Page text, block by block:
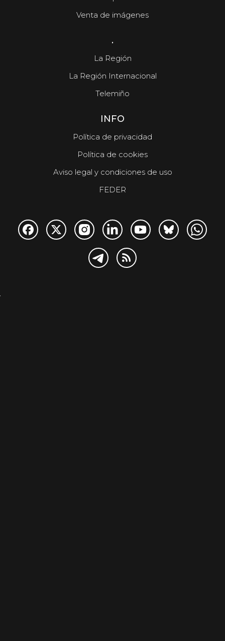
Venta de imágenes
.
La Región
La Región Internacional
Telemiño
INFO
Política de privacidad
Política de cookies
Aviso legal y condiciones de uso
FEDER